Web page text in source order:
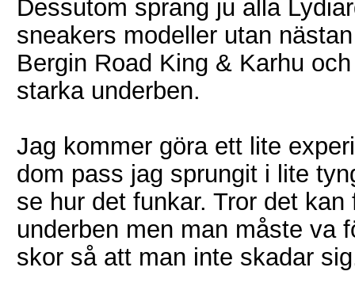
Dessutom sprang ju alla
sneakers modeller utan
Bergin Road King & Karhu
starka underben.
Jag kommer göra ett lite
dom pass jag sprungit i lite
se hur det funkar. Tror det
underben men man måste va
skor så att man inte skadar